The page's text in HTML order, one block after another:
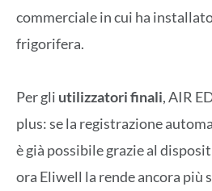
commerciale in cui ha
frigorifera.
Per gli utilizzatori finali, AIR
plus: se la registrazione
è già possibile grazie al
ora Eliwell la rende ancora più